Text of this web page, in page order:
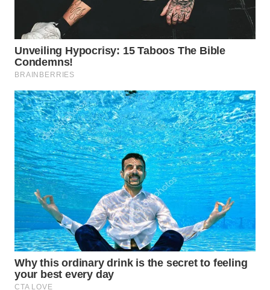
SIMALUNGUN
WN
LABUHANBATU
WN
TAPANULI
TENGAH
WN DELI
SERDANG
WN
TEBING
TINGGI